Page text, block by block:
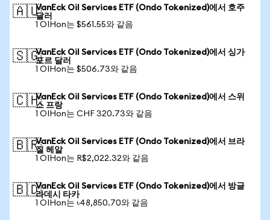
🇦🇺VanEck Oil Services ETF (Ondo Tokenized)에서 호주
달러
1 OIHon는 $561.55와 같음
🇸🇬VanEck Oil Services ETF (Ondo Tokenized)에서 싱가
포르 달러
1 OIHon는 $506.73와 같음
🇨🇭VanEck Oil Services ETF (Ondo Tokenized)에서 스위
스 프랑
1 OIHon는 CHF 320.73와 같음
🇧🇷VanEck Oil Services ETF (Ondo Tokenized)에서 브라
질 헤알
1 OIHon는 R$2,022.32와 같음
🇧🇩VanEck Oil Services ETF (Ondo Tokenized)에서 방글
라데시 타카
1 OIHon는 ৳48,850.70와 같음